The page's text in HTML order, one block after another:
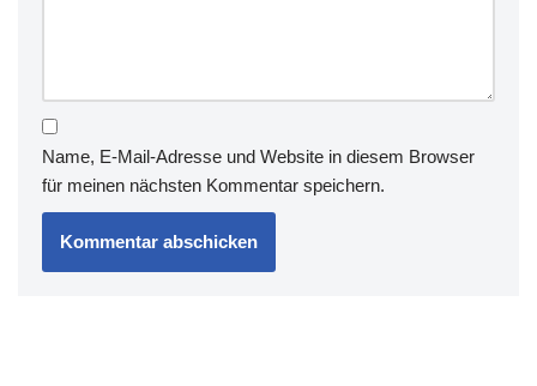
Name, E-Mail-Adresse und Website in diesem Browser
für meinen nächsten Kommentar speichern.